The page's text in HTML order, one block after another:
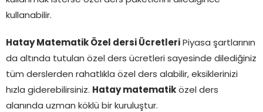
kullanabilir.
Hatay Matematik Özel dersi Ücretleri Piyasa şartlarının
da altında tutulan özel ders ücretleri sayesinde dilediğiniz
tüm derslerden rahatlıkla özel ders alabilir, eksiklerinizi
hızla giderebilirsiniz. Hatay matematik özel ders
alanında uzman köklü bir kuruluştur.